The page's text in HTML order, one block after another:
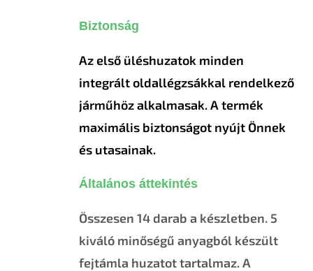
Biztonság
Az első üléshuzatok minden
integrált oldallégzsákkal rendelkező
járműhöz alkalmasak. A termék
maximális biztonságot nyújt Önnek
és utasainak.
Általános áttekintés
Összesen 14 darab a készletben. 5
kiváló minőségű anyagból készült
fejtámla huzatot tartalmaz. A